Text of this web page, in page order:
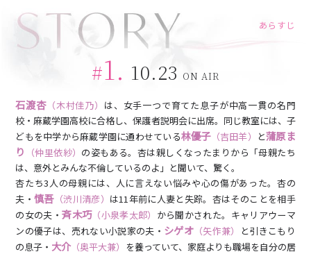
あらすじ
#1. 10.23 ON AIR
石渡杏（木村佳乃） は、女手一つで育てた息子が中高一貫の名門
校・麻蔵学園高校に合格し、保護者説明会に出席。同じ教室には、子
どもを中学から麻蔵学園に通わせている林優子（吉田羊） と蒲原ま
り
（仲里依紗） の姿もある。杏は親しくなったまりから「母親たち
は、意外とみんな不倫しているのよ」と聞いて、驚く。
杏たち3人の母親には、人に言えない悩みや心の傷があった。杏の
夫・慎吾（渋川清彦） は11年前に人妻と失踪。杏はそのことを相手
の女の夫・斉木巧（小泉孝太郎） から聞かされた。キャリアウーマ
ンの優子は、売れない小説家の夫・ シゲオ （矢作兼）
と引きこもり
の息子・ 大介 （奥平大兼） を養っていて、家庭よりも職場を自分の居